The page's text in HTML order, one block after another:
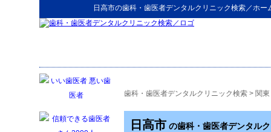
日高市の歯科・歯医者デンタルクリニック検索／ホー
歯科・歯医者デンタルクリニック検索 > 関東
日高市 の歯科・歯医者デンタル